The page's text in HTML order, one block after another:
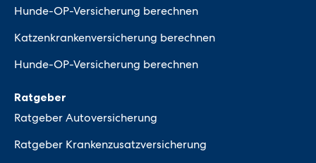
Hunde-OP-Versicherung berechnen
Katzenkrankenversicherung berechnen
Hunde-OP-Versicherung berechnen
Ratgeber
Ratgeber Autoversicherung
Ratgeber Krankenzusatzversicherung